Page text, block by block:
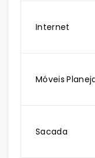
Internet
Móveis
Sacada